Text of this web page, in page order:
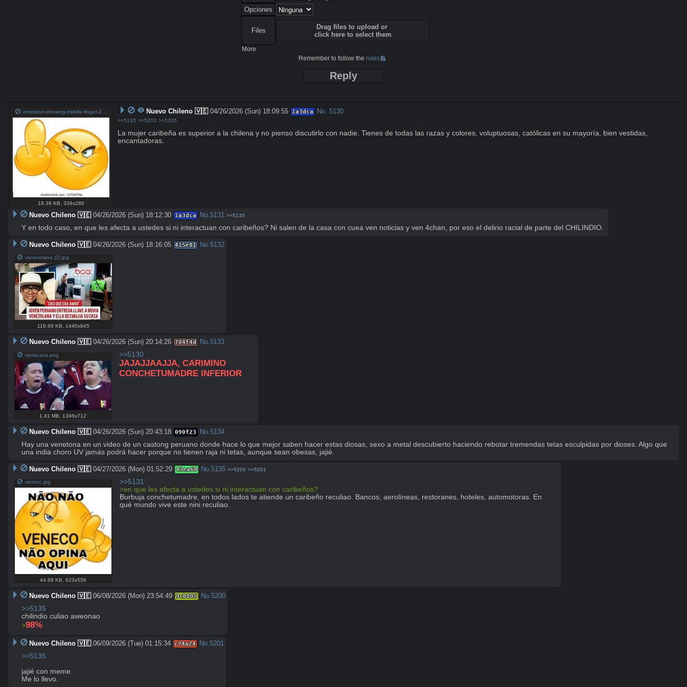
Opciones
Files
Drag files to upload or
click here to select them
More
Remember to follow therules
Reply
18.39 KB ,339x280
Nuevo Chileno 🇻🇪 04/26/2026 (Sun) 18:09:55 1a3dca No. 5130
>>5133 >>5203 >>5205
La mujer caribeña es superior a la chilena y no pienso discutirlo con nadie. Tienes de todas las razas y colores, voluptuosas, católicas en su mayoría, bien vestidas,
encantadoras.
Nuevo Chileno 🇻🇪 04/26/2026 (Sun) 18:12:30 1a3dca No. 5131 >>5135
Y en todo caso, en que les afecta a ustedes si ni interactuan con caribeños? Ni salen de la casa con cuea ven noticias y ven 4chan, por eso el delirio racial de parte del CHILINDIO.
Nuevo Chileno 🇻🇪 04/26/2026 (Sun) 18:16:05 415e81 No. 5132
venezolana (2).jpg
116.99 KB 1440x845
Nuevo Chileno 🇻🇪 04/26/2026 (Sun) 20:14:26 704f4d No.5133
venecaca.png
1.41 MB 1396x712
>>5130
JAJAJJAAJJA, CARIMINO
CONCHETUMADRE INFERIOR
Nuevo Chileno 🇻🇪 04/26/2026 (Sun) 20:43:18 090f23 No. 5134
Hay una venetona en un video de un castong peruano donde hace lo que mejor saben hacer estas diosas, sexo a metal descubierto haciendo rebotar tremendas tetas esculpidas por dioses. Algo que
una india choro UV jamás podrá hacer porque no tienen raja ni tetas, aunque sean obesas, jajié.
Nuevo Chileno 🇻🇪 04/27/2026 (Mon) 01:52:29 43ea68 No. 5135 >>5200 >>5201
venecc.jpg
44.68 KB ,623x556
>>5131
>en que les afecta a ustedes si ni interactuan con caribeños?
Burbuja conchetumadre, en todos lados te atiende un caribeño reculiao. Bancos, aerolíneas, restoranes, hoteles, automotoras. En
qué mundo vive este nini reculiao.
Nuevo Chileno 🇻🇪 06/08/2026 (Mon) 23:54:49 9cb805 No.5200
>>5135
>98%
Nuevo Chileno 🇻🇪 06/09/2026 (Tue) 01:15:34 c74a24 No.5201
>>5135
jajié con meme.
Me lo llevo.